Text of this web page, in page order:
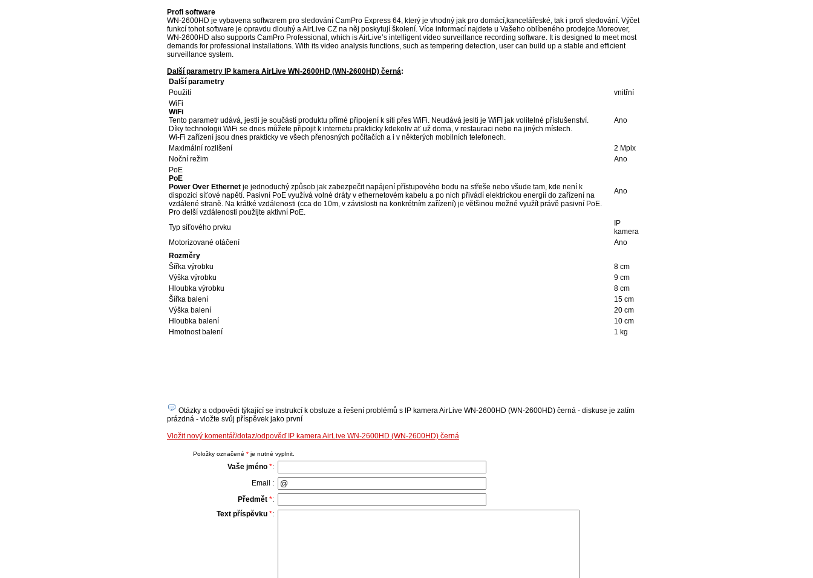
Profi software
WN-2600HD je vybavena softwarem pro sledování CamPro Express 64, který je vhodný jak pro domácí,kancelářeské, tak i profi sledování. Výčet
funkcí tohot software je opravdu dlouhý a AirLive CZ na něj poskytují školení. Více informací najdete u Vašeho oblíbeného prodejce.Moreover,
WN-2600HD also supports CamPro Professional, which is AirLive’s intelligent video surveillance recording software. It is designed to meet most
demands for professional installations. With its video analysis functions, such as tempering detection, user can build up a stable and efficient
surveillance system.
Další parametry IP kamera AirLive WN-2600HD (WN-2600HD) černá:
Další parametry
Použití
vnitřní
WiFi
WiFi
Tento parametr udává, jestli je součástí produktu přímé připojení k síti přes WiFi. Neudává jeslti je WiFI jak volitelné příslušenství.
Díky technologii WiFi se dnes můžete připojit k internetu prakticky kdekoliv ať už doma, v restauraci nebo na jiných místech.
Wi-Fi zařízení jsou dnes prakticky ve všech přenosných počítačích a i v některých mobilních telefonech.
Ano
Maximální rozlišení
2 Mpix
Noční režim
Ano
PoE
PoE
Power Over Ethernet je jednoduchý způsob jak zabezpečit napájení přístupového bodu na střeše nebo všude tam, kde není k
dispozici síťové napětí. Pasivní PoE využívá volné dráty v ethernetovém kabelu a po nich přivádí elektrickou energii do zařízení na
vzdálené straně. Na krátké vzdálenosti (cca do 10m, v závislosti na konkrétním zařízení) je většinou možné využít právě pasivní PoE.
Pro delší vzdálenosti použijte aktivní PoE.
Ano
Typ síťového prvku
IP
kamera
Motorizované otáčení
Ano
Rozměry
Šířka výrobku
8 cm
Výška výrobku
9 cm
Hloubka výrobku
8 cm
Šířka balení
15 cm
Výška balení
20 cm
Hloubka balení
10 cm
Hmotnost balení
1 kg
Otázky a odpovědi týkající se instrukcí k obsluze a řešení problémů s IP kamera AirLive WN-2600HD (WN-2600HD) černá - diskuse je zatím
prázdná - vložte svůj příspěvek jako první
Vložit nový komentář/dotaz/odpověď IP kamera AirLive WN-2600HD (WN-2600HD) černá
Položky označené *je nutné vyplnit.
Vaše jméno *:
Email :
Předmět *:
Text příspěvku *: